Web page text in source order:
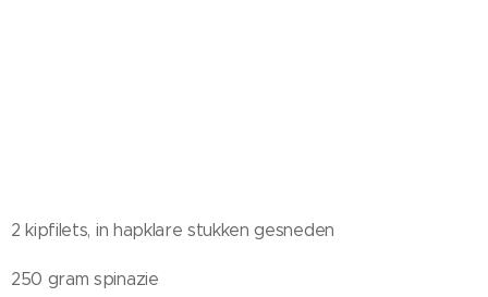
2 kipfilets, in hapklare stukken gesneden
250 gram spinazie